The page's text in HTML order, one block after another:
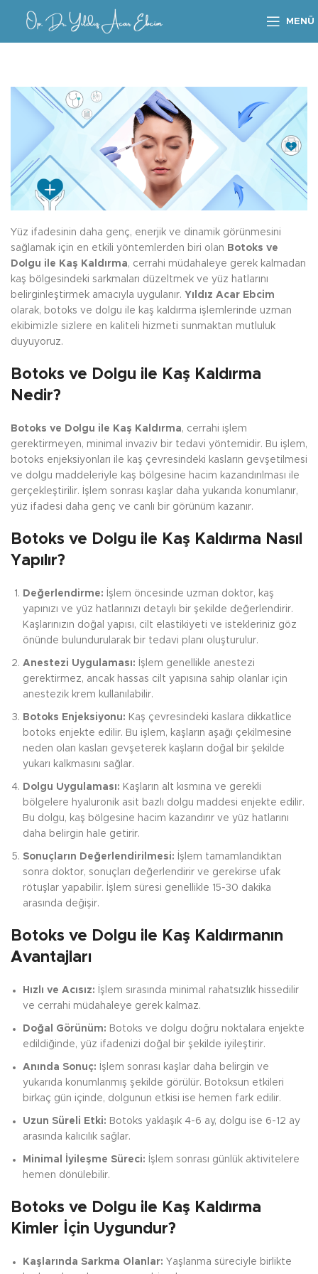
MENÜ
Yüz ifadesinin daha genç, enerjik ve dinamik görünmesini
sağlamak için en etkili yöntemlerden biri olan Botoks ve
Dolgu ile Kaş Kaldırma, cerrahi müdahaleye gerek kalmadan
kaş bölgesindeki sarkmaları düzeltmek ve yüz hatlarını
belirginleştirmek amacıyla uygulanır. Yıldız Acar Ebcim
olarak, botoks ve dolgu ile kaş kaldırma işlemlerinde uzman
ekibimizle sizlere en kaliteli hizmeti sunmaktan mutluluk
duyuyoruz.
Botoks ve Dolgu ile Kaş Kaldırma
Nedir?
Botoks ve Dolgu ile Kaş Kaldırma, cerrahi işlem
gerektirmeyen, minimal invaziv bir tedavi yöntemidir. Bu işlem,
botoks enjeksiyonları ile kaş çevresindeki kasların gevşetilmesi
ve dolgu maddeleriyle kaş bölgesine hacim kazandırılması ile
gerçekleştirilir. İşlem sonrası kaşlar daha yukarıda konumlanır,
yüz ifadesi daha genç ve canlı bir görünüm kazanır.
Botoks ve Dolgu ile Kaş Kaldırma Nasıl
Yapılır?
Değerlendirme: İşlem öncesinde uzman doktor, kaş
yapınızı ve yüz hatlarınızı detaylı bir şekilde değerlendirir.
Kaşlarınızın doğal yapısı, cilt elastikiyeti ve istekleriniz göz
önünde bulundurularak bir tedavi planı oluşturulur.
Anestezi Uygulaması: İşlem genellikle anestezi
gerektirmez, ancak hassas cilt yapısına sahip olanlar için
anestezik krem kullanılabilir.
Botoks Enjeksiyonu: Kaş çevresindeki kaslara dikkatlice
botoks enjekte edilir. Bu işlem, kaşların aşağı çekilmesine
neden olan kasları gevşeterek kaşların doğal bir şekilde
yukarı kalkmasını sağlar.
Dolgu Uygulaması: Kaşların alt kısmına ve gerekli
bölgelere hyaluronik asit bazlı dolgu maddesi enjekte edilir.
Bu dolgu, kaş bölgesine hacim kazandırır ve yüz hatlarını
daha belirgin hale getirir.
Sonuçların Değerlendirilmesi: İşlem tamamlandıktan
sonra doktor, sonuçları değerlendirir ve gerekirse ufak
rötuşlar yapabilir. İşlem süresi genellikle 15-30 dakika
arasında değişir.
Botoks ve Dolgu ile Kaş Kaldırmanın
Avantajları
Hızlı ve Acısız: İşlem sırasında minimal rahatsızlık hissedilir
ve cerrahi müdahaleye gerek kalmaz.
Doğal Görünüm: Botoks ve dolgu doğru noktalara enjekte
edildiğinde, yüz ifadenizi doğal bir şekilde iyileştirir.
Anında Sonuç: İşlem sonrası kaşlar daha belirgin ve
yukarıda konumlanmış şekilde görülür. Botoksun etkileri
birkaç gün içinde, dolgunun etkisi ise hemen fark edilir.
Uzun Süreli Etki: Botoks yaklaşık 4-6 ay, dolgu ise 6-12 ay
arasında kalıcılık sağlar.
Minimal İyileşme Süreci: İşlem sonrası günlük aktivitelere
hemen dönülebilir.
Botoks ve Dolgu ile Kaş Kaldırma
Kimler İçin Uygundur?
Kaşlarında Sarkma Olanlar: Yaşlanma süreciyle birlikte